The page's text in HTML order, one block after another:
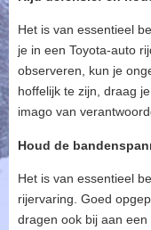
Het is van essentieel
je in een Toyota-auto
observeren, kun je
hoffelijk te zijn, draag
imago van
Houd de
Het is van essentieel
rijervaring. Goed
dragen ook bij aan